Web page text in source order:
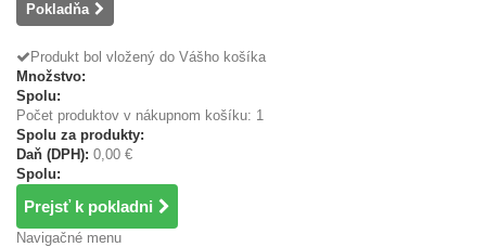
Pokladňa
Produkt bol vložený do Vášho košíka
Množstvo:
Spolu:
Počet produktov v nákupnom košíku: 1
Spolu za produkty:
Daň (DPH): 0,00 €
Spolu:
Prejsť k pokladni
Navigačné menu